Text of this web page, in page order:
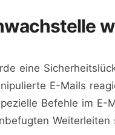
eine
E-Mails
Befehle im E-
Weiterleiten